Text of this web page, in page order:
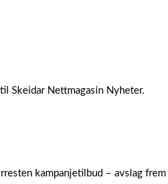
Skeidar Nettmagasin Nyheter.
kampanjetilbud – avslag frem